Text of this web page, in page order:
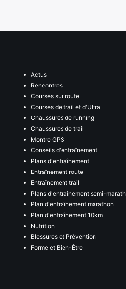
Actus
Rencontres
Courses sur route
Courses de trail et d'Ultra
Chaussures de running
Chaussures de trail
Montre GPS
Conseils d'entraînement
Plans d'entraînement
Entraînement route
Entraînement trail
Plans d'entraînement semi-
Plan d'entraînement marathon
Plan d'entraînement 10km
Nutrition
Blessures et Prévention
Forme et Bien-Être